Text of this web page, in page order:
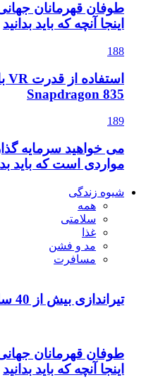
اینجا آنچه که باید بدانید
Snapdragon 835
می خواهید سرمایه گذار
مواردی است که باید بدانید
شیوه زندگی
همه
سلامتی
غذا
مد و فشن
مسافرت
تیراندازی بیش از 40 سال رژه هالووین نیویورک
اینجا آنچه که باید بدانید